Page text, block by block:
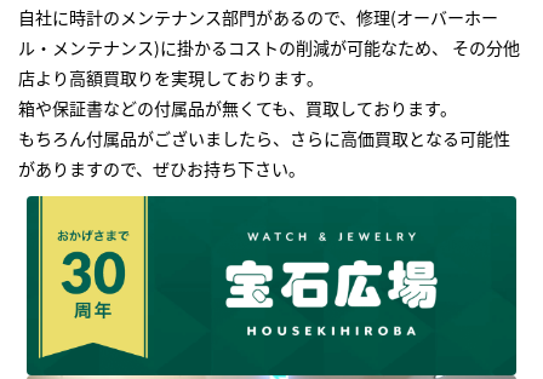
自社に時計のメンテナンス部門があるので、修理(オーバーホー
ル・メンテナンス)に掛かるコストの削減が可能なため、 その分他
店より高額買取りを実現しております｡
箱や保証書などの付属品が無くても、買取しております。
もちろん付属品がございましたら、さらに高価買取となる可能性
がありますので、ぜひお持ち下さい｡